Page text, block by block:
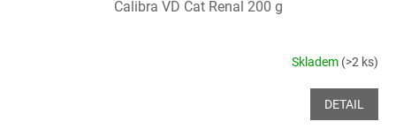
Calibra VD Cat Renal 200 g
Skladem (>2 ks)
DETAIL